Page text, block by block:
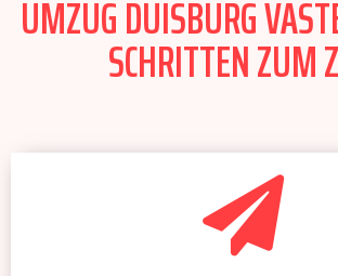
UMZUG DUISBURG
SCHRITTEN ZUM